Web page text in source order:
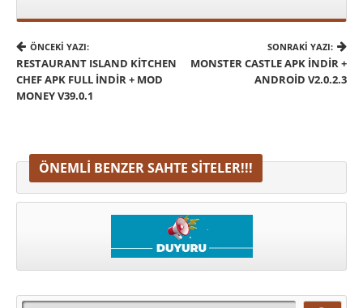
ÖNCEKI YAZI:
RESTAURANT ISLAND KITCHEN
CHEF APK FULL İNDIR + MOD
MONEY V39.0.1
SONRAKI YAZI:
MONSTER CASTLE APK İNDIR +
ANDROID V2.0.2.3
ÖNEMLI BENZER SAHTE SITELER!!!